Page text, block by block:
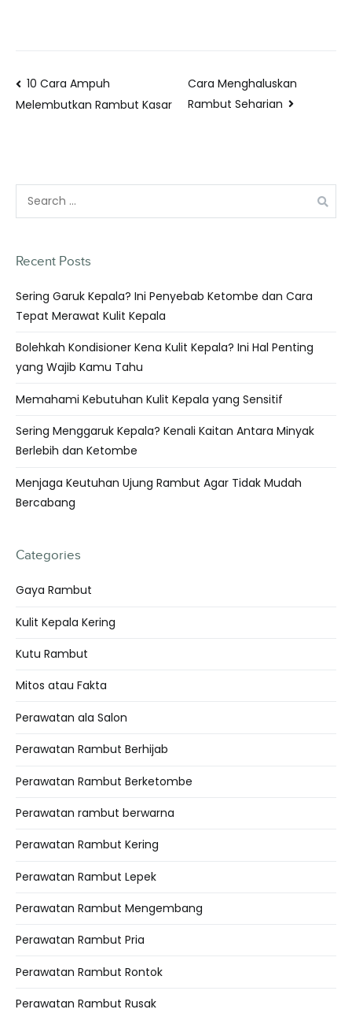
10 Cara Ampuh
Melembutkan Rambut Kasar
Cara Menghaluskan
Rambut Seharian
Recent Posts
Sering Garuk Kepala? Ini Penyebab Ketombe dan Cara
Tepat Merawat Kulit Kepala
Bolehkah Kondisioner Kena Kulit Kepala? Ini Hal Penting
yang Wajib Kamu Tahu
Memahami Kebutuhan Kulit Kepala yang Sensitif
Sering Menggaruk Kepala? Kenali Kaitan Antara Minyak
Berlebih dan Ketombe
Menjaga Keutuhan Ujung Rambut Agar Tidak Mudah
Bercabang
Categories
Gaya Rambut
Kulit Kepala Kering
Kutu Rambut
Mitos atau Fakta
Perawatan ala Salon
Perawatan Rambut Berhijab
Perawatan Rambut Berketombe
Perawatan rambut berwarna
Perawatan Rambut Kering
Perawatan Rambut Lepek
Perawatan Rambut Mengembang
Perawatan Rambut Pria
Perawatan Rambut Rontok
Perawatan Rambut Rusak